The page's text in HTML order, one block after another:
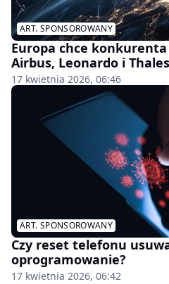
ART. SPONSOROWANY
Europa chce konkurenta
Airbus, Leonardo i Thales
17 kwietnia 2026, 06:46
ART. SPONSOROWANY
Czy reset telefonu
oprogramowanie?
17 kwietnia 2026, 06:42